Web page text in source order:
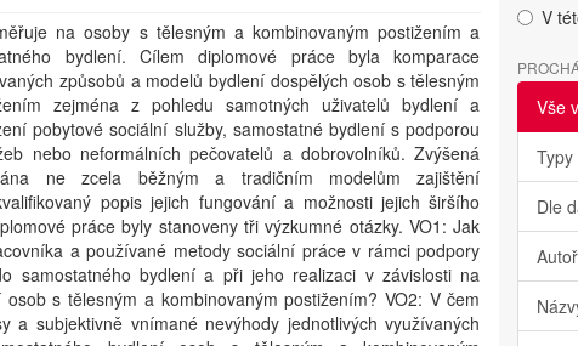
na osoby s tělesným a kombinovaným postižením a
bydlení. Cílem diplomové práce byla komparace
způsobů a modelů bydlení dospělých osob s tělesným
zejména z pohledu samotných uživatelů bydlení a
pobytové sociální služby, samostatné bydlení s podporou
nebo neformálních pečovatelů a dobrovolníků. Zvýšená
ne zcela běžným a tradičním modelům zajištění
popis jejich fungování a možnosti jejich širšího
práce byly stanoveny tři výzkumné otázky. VO1: Jak
a používané metody sociální práce v rámci podpory
samostatného bydlení a při jeho realizaci v závislosti na
s tělesným a kombinovaným postižením? VO2: V čem
a subjektivně vnímané nevýhody jednotlivých využívaných
V
Vše
Dle